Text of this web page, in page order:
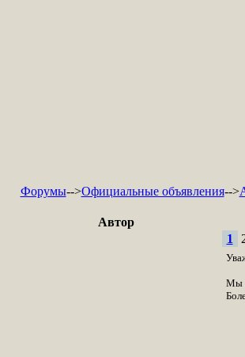
Форумы-->Официальные объявления-->
Автор
1
Мы